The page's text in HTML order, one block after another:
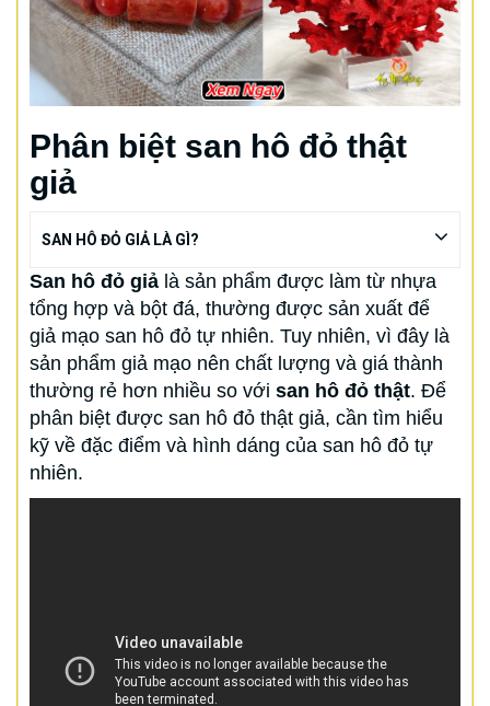
Phân biệt san hô đỏ thật
giả
SAN HÔ ĐỎ GIẢ LÀ GÌ?
San hô đỏ giả là sản phẩm được làm từ nhựa
tổng hợp và bột đá, thường được sản xuất để
giả mạo san hô đỏ tự nhiên. Tuy nhiên, vì đây là
sản phẩm giả mạo nên chất lượng và giá thành
thường rẻ hơn nhiều so với san hô đỏ thật. Để
phân biệt được san hô đỏ thật giả, cần tìm hiểu
kỹ về đặc điểm và hình dáng của san hô đỏ tự
nhiên.